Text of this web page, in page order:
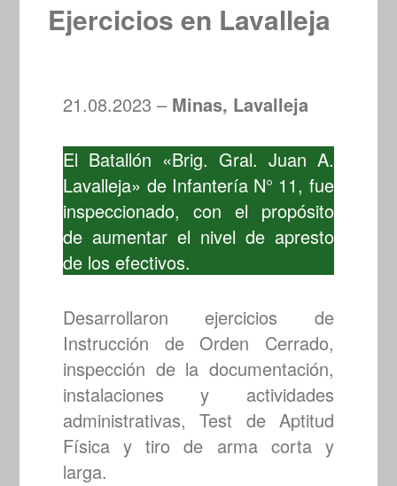
Ejercicios en Lavalleja
21.08.2023 – Minas, Lavalleja
El Batallón «Brig. Gral. Juan A.
Lavalleja» de Infantería N° 11, fue
inspeccionado, con el propósito
de aumentar el nivel de apresto
de los efectivos.
Desarrollaron ejercicios de
Instrucción de Orden Cerrado,
inspección de la documentación,
instalaciones y actividades
administrativas, Test de Aptitud
Física y tiro de arma corta y
larga.